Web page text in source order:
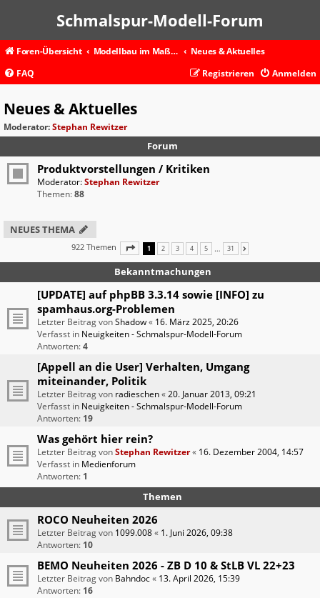
Schmalspur-Modell-Forum
Foren-Übersicht Modellbau im Maßstab 1:87 und kleiner
Neues & Aktuelles
FAQ
Anmelden
Registrieren
Neues & Aktuelles
Moderator:Stephan Rewitzer
Forum
Produktvorstellungen / Kritiken
Moderator:Stephan Rewitzer
Themen:88
NEUES THEMA
922 Themen SEITE VON 31
1 2 3 4 5 … 31
Bekanntmachungen
[UPDATE] auf phpBB 3.3.14 sowie [INFO] zu
spamhaus.org-Problemen
Letzter Beitrag vonShadow« 16. März 2025, 20:26
Verfasst in Neuigkeiten - Schmalspur-Modell-Forum
Antworten:4
[Appell an die User] Verhalten, Umgang
miteinander, Politik
Letzter Beitrag von radieschen«20. Januar 2013, 09:21
Verfasst in Neuigkeiten - Schmalspur-Modell-Forum
Antworten: 19
Was gehört hier rein?
Letzter Beitrag vonStephan Rewitzer« 16. Dezember 2004, 14:57
Verfasst in Medienforum
Antworten: 1
Themen
ROCO Neuheiten 2026
Letzter Beitrag von 1099.008« 1. Juni 2026, 09:38
Antworten: 10
BEMO Neuheiten 2026 - ZB D 10 & StLB VL 22+23
Letzter Beitrag von Bahndoc« 13. April 2026, 15:39
Antworten: 16